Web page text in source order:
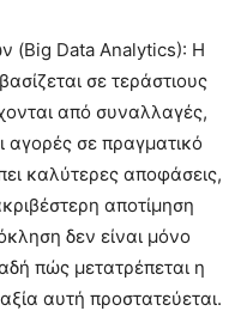
(Big Data Analytics): Η
σε τεράστιους
από συναλλαγές,
αγορές σε πραγματικό
καλύτερες αποφάσεις,
αποτίμηση
δεν είναι μόνο
πώς μετατρέπεται η
αυτή προστατεύεται.